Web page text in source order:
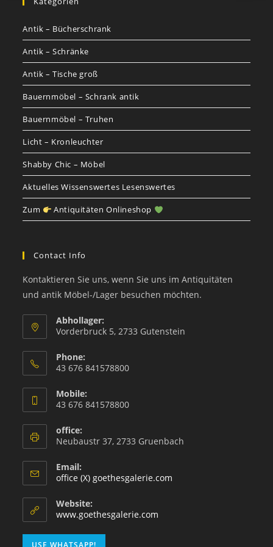
Antik – Bücherschrank
Antik – Schränke
Antik – Tische groß
Bauernmöbel – Schrank antik
Bauernmöbel – Truhen
Licht – Kronleuchter
Shabby Chic – Möbel
Aktuelles Wissenswertes Lesenswertes
Zum Antiquitäten Onlineshop
Contact Info
Kontaktieren Sie uns, wenn Sie uns im Antiquitäten
und antik Möbel-/Lager besuchen möchten.
Abhollager:
Vorderbruck 5, 2733 Gutenstein
Phone:
43 676 841578800
Mobile:
43 676 841578800
office:
Neubaustr 37, 2733 Gruenbach
Email:
office (X) goethesgalerie.com
Website:
www.goethesgalerie.com